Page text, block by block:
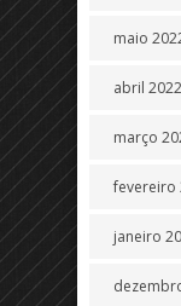
maio
abril 2022
março
fevereiro
janeiro